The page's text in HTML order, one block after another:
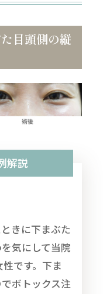
目頭側の縦
解説
きに下まぶた
気にして当院
です。下ま
ボトックス注